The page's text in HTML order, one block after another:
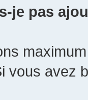
je pas
vous avez